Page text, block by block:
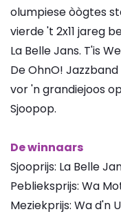
olumpiese òògtes
vierde 't 2x11 jareg
La Belle Jans. T'is
De OhnO!
vor 'n grandiejoos
Sjoopop.
De winnaars
Sjooprijs: La Belle
Peblieksprijs: Wa
Meziekprijs: Wa d'n